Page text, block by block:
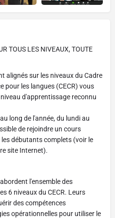
TOUS LES NIVEAUX, TOUTE
alignés sur les niveaux du Cadre
pour les langues (CECR) vous
d'apprentissage reconnu
long de l'année, du lundi au
de rejoindre un cours
débutants complets (voir le
site Internet).
l'ensemble des
6 niveaux du CECR. Leurs
des compétences
opérationnelles pour utiliser le